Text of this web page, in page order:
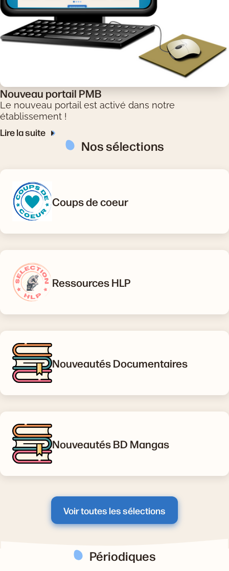
Nouveau portail PMB
Le nouveau portail est activé dans notre
établissement !
Lire la suite
Nos sélections
Coups de coeur
Ressources HLP
Nouveautés Documentaires
Nouveautés BD Mangas
Voir toutes les sélections
Périodiques